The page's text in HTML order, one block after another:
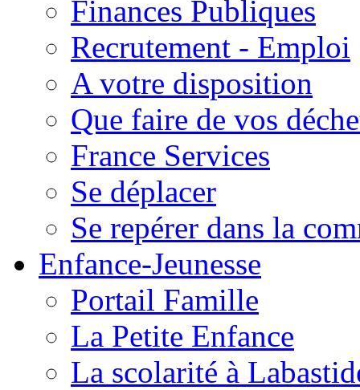
Finances Publiques
Recrutement - Emploi
A votre disposition
Que faire de vos
France Services
Se déplacer
Se repérer dans la
Enfance-Jeunesse
Portail Famille
La Petite Enfance
La scolarité à